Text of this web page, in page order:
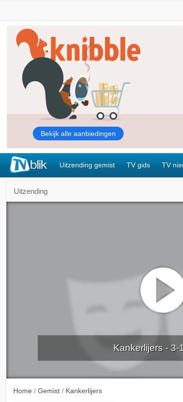
Uitzending gemist TV gids TV
Uitzending
Kankerlijers - 3-
Home / Gemist / Kankerlijers